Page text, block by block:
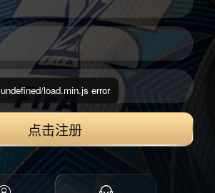
点击注册
undefined/load.min.js error